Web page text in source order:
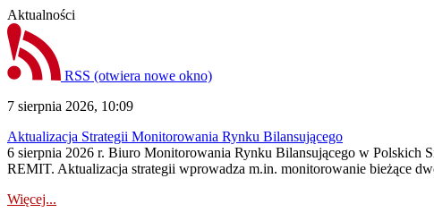
Aktualności
RSS (otwiera nowe okno)
7 sierpnia 2026, 10:09
Aktualizacja Strategii Monitorowania Rynku Bilansującego
6 sierpnia 2026 r. Biuro Monitorowania Rynku Bilansującego w Polskich
REMIT. Aktualizacja strategii wprowadza m.in. monitorowanie bieżące
Więcej...